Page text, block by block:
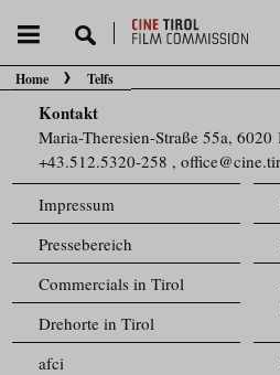
Sie befinden sich hier:
Home Telfs
Kontakt
Maria-Theresien-Straße 55a,
+43.512.5320-258 ,
Impressum
Pressebereich
Commercials in Tirol
Drehorte in Tirol
afci